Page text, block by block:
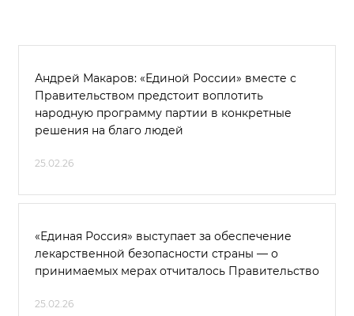
Андрей Макаров: «Единой России» вместе с
Правительством предстоит воплотить
народную программу партии в конкретные
решения на благо людей
25.02.26
«Единая Россия» выступает за обеспечение
лекарственной безопасности страны — о
принимаемых мерах отчиталось Правительство
25.02.26